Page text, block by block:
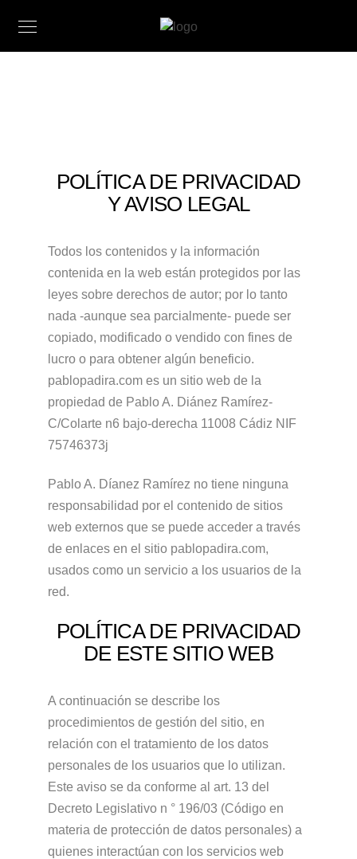
POLÍTICA DE PRIVACIDAD
Y AVISO LEGAL
Todos los contenidos y la información
contenida en la web están protegidos por las
leyes sobre derechos de autor; por lo tanto
nada -aunque sea parcialmente- puede ser
copiado, modificado o vendido con fines de
lucro o para obtener algún beneficio.
pablopadira.com es un sitio web de la
propiedad de Pablo A. Diánez Ramírez-
C/Colarte n6 bajo-derecha 11008 Cádiz NIF
75746373j
Pablo A. Díanez Ramírez no tiene ninguna
responsabilidad por el contenido de sitios
web externos que se puede acceder a través
de enlaces en el sitio pablopadira.com,
usados como un servicio a los usuarios de la
red.
POLÍTICA DE PRIVACIDAD
DE ESTE SITIO WEB
A continuación se describe los
procedimientos de gestión del sitio, en
relación con el tratamiento de los datos
personales de los usuarios que lo utilizan.
Este aviso se da conforme al art. 13 del
Decreto Legislativo n ° 196/03 (Código en
materia de protección de datos personales) a
quienes interactúan con los servicios web